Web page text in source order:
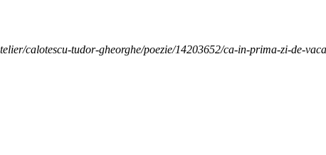
calotescu-tudor-gheorghe/poezie/14203652/ca-in-prima-zi-de-